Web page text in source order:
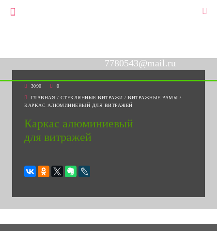
7780543@mail.ru
3090 0
ГЛАВНАЯ / СТЕКЛЯННЫЕ ВИТРАЖИ / ВИТРАЖНЫЕ РАМЫ /
КАРКАС АЛЮМИНИЕВЫЙ ДЛЯ ВИТРАЖЕЙ
Каркас алюминиевый
для витражей